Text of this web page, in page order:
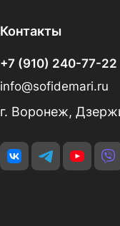
Контакты
+7 (910) 240-77-22
info@sofidemari.ru
г. Воронеж,